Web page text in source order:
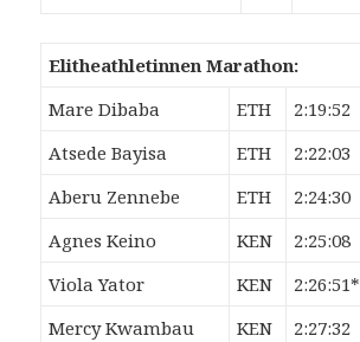
Elitheathletinnen Marathon:
Mare Dibaba
ETH 2:19:52
Atsede Bayisa
ETH 2:22:03
Aberu Zennebe
ETH 2:24:30
Agnes Keino
KEN 2:25:08
Viola Yator
KEN 2:26:51*
Mercy Kwambau
KEN 2:27:32